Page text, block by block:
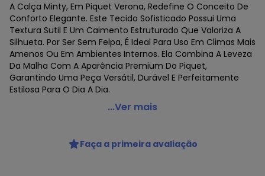
A Calça Minty, Em Piquet Verona, Redefine O Conceito De
Conforto Elegante. Este Tecido Sofisticado Possui Uma
Textura Sutil E Um Caimento Estruturado Que Valoriza A
Silhueta. Por Ser Sem Felpa, É Ideal Para Uso Em Climas Mais
Amenos Ou Em Ambientes Internos. Ela Combina A Leveza
Da Malha Com A Aparência Premium Do Piquet,
Garantindo Uma Peça Versátil, Durável E Perfeitamente
Estilosa Para O Dia A Dia.
Minty - Calça Juvenil Piquet com Bolsos Marrom
Fornecedor: ROVITEX IND E COM DE MALHAS LTDA / CNPJ
79.233.672/0010-98
...Ver mais
Faça a primeira avaliação